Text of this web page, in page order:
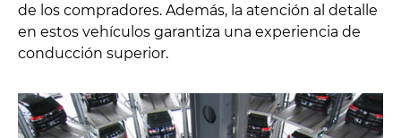
de los compradores. Además, la atención al detalle
en estos vehículos garantiza una experiencia de
conducción superior.